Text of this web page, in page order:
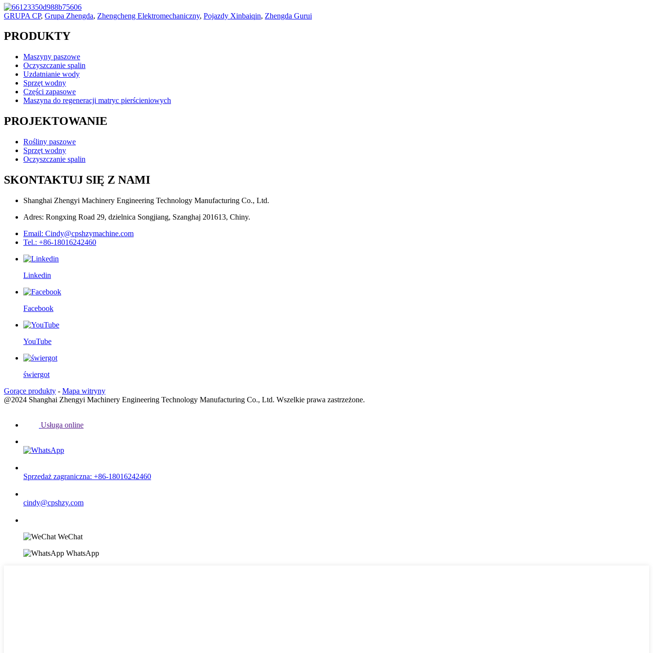
GRUPA CP, Grupa Zhengda, Zhengcheng Elektromechaniczny, Pojazdy Xinbaiqin, Zhengda Gurui
PRODUKTY
Maszyny paszowe
Oczyszczanie spalin
Uzdatnianie wody
Sprzęt wodny
Części zapasowe
Maszyna do regeneracji matryc pierścieniowych
PROJEKTOWANIE
Rośliny paszowe
Sprzęt wodny
Oczyszczanie spalin
SKONTAKTUJ SIĘ Z NAMI
Shanghai Zhengyi Machinery Engineering Technology Manufacturing Co., Ltd.
Adres: Rongxing Road 29, dzielnica Songjiang, Szanghaj 201613, Chiny.
Email: Cindy@cpshzymachine.com
Tel.: +86-18016242460
Linkedin
Facebook
YouTube
świergot
Gorące produkty - Mapa witryny
@2024 Shanghai Zhengyi Machinery Engineering Technology Manufacturing Co., Ltd. Wszelkie prawa zastrzeżone.
Usługa online
Sprzedaż zagraniczna: +86-18016242460
cindy@cpshzy.com
WeChat
WhatsApp